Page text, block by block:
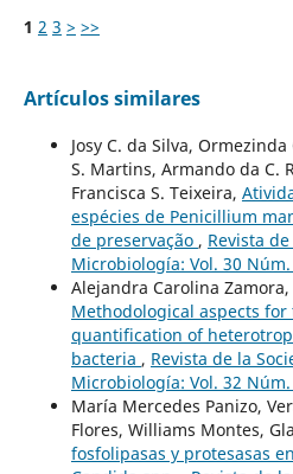
1 2 3 > >>
Artículos similares
Josy C. da Silva,
S. Martins, Armando da C.
Francisca S. Teixeira,
espécies de Penicillium
de preservação , Revista
Microbiología: Vol. 30 Núm.
Alejandra Carolina
Methodological aspects
quantification of
bacteria , Revista de la
Microbiología: Vol. 32 Núm.
María Mercedes Panizo,
Flores, Williams Montes,
fosfolipasas y protesasas